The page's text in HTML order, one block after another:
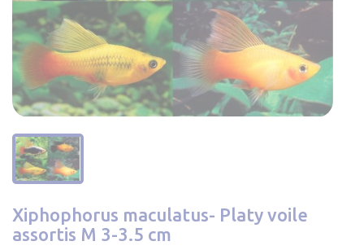
Xiphophorus maculatus- Platy voile
assortis M 3-3.5 cm